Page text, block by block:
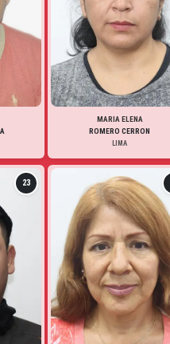
MARIA ELENA
ROMERO CERRON
LIMA
23